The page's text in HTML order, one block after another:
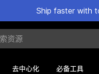
Ship faster with
去中心化 必备工具